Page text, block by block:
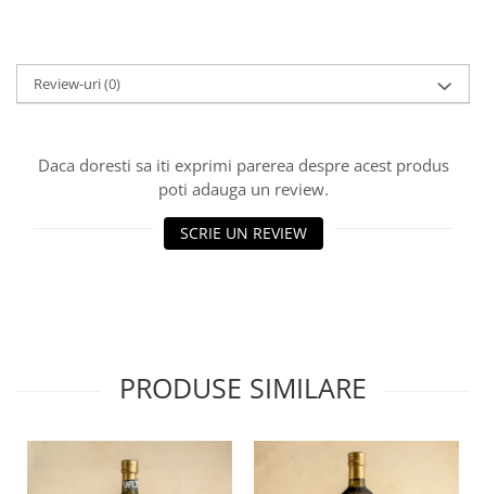
Review-uri(0)
Daca doresti sa iti exprimi parerea despre acest produs
poti adauga un review.
SCRIE UN REVIEW
PRODUSE SIMILARE